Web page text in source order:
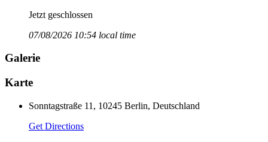
Jetzt geschlossen
07/08/2026 10:54 local time
Galerie
Karte
Sonntagstraße 11, 10245 Berlin, Deutschland
Get Directions